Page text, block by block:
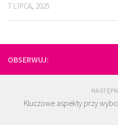
7 LIPCA, 2025
OBSERWUJ:
Kluczowe aspekty przy